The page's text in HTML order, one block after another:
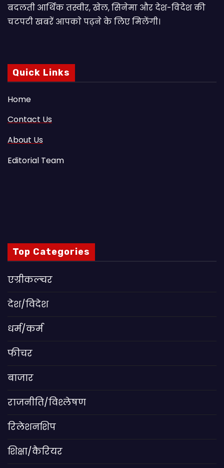
बदलती आर्थिक तस्वीर, खेल, सिनेमा और देश-विदेश की
चटपटी खबरें आपकाे पढ़ने के लिए मिलेंगी।
Quick Links
Home
Contact Us
About Us
Editorial Team
Top Categories
एग्रीकल्चर
देश/विदेश
धर्म/कर्म
फीचर
बाजार
राजनीति/विश्लेषण
रिलेशनशिप
शिक्षा/कैरियर